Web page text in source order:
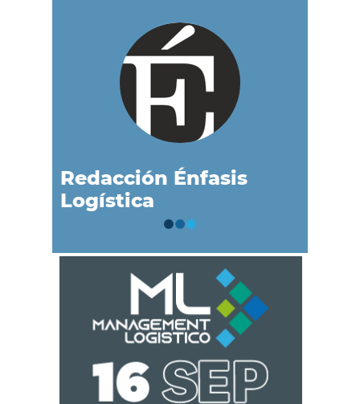
Redacción Énfasis
Logística